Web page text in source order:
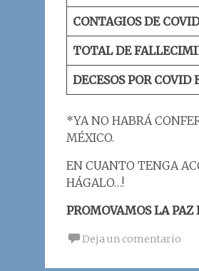
CONTAGIOS DE
TOTAL DE
DECESOS POR
*YA NO HABRÁ
MÉXICO.
EN CUANTO TENGA
HÁGALO…!
PROMOVAMOS LA PAZ
Deja un comentario